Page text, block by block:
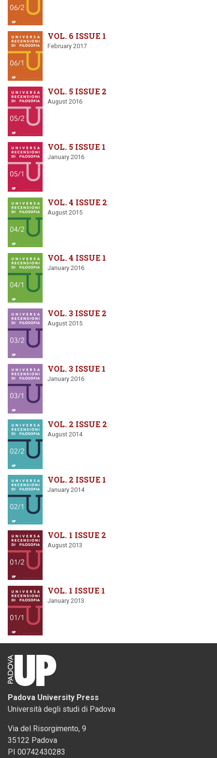
VOL. 6 ISSUE 1
February 2017
VOL. 5 ISSUE 2
August 2016
VOL. 5 ISSUE 1
January 2016
VOL. 4 ISSUE 2
August 2015
VOL. 4 ISSUE 1
January 2016
VOL. 3 ISSUE 2
August 2015
VOL. 3 ISSUE 1
January 2016
VOL. 2 ISSUE 2
August 2014
VOL. 2 ISSUE 1
January 2014
VOL. 1 ISSUE 2
August 2013
VOL. 1 ISSUE 1
January 2013
Padova University Press
Università degli studi di Padova
Via del Risorgimento, 9
35122 Padova
PI 00742430283